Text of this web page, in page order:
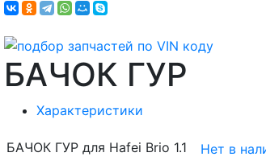
БАЧОК ГУР
Характеристики
БАЧОК ГУР для Hafei Brio 1.1
Нет в